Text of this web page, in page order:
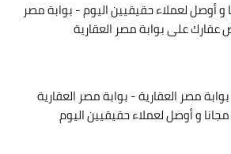
أوصل لعملاء حقيقيين اليوم - بوابة مصر
عقارك على بوابة مصر العقارية
مصر العقارية - بوابة مصر العقارية
و أوصل لعملاء حقيقيين اليوم